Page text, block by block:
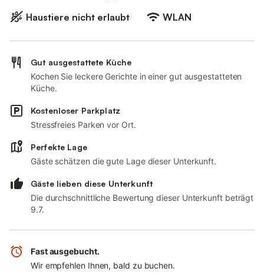
Haustiere nicht erlaubt
WLAN
Gut ausgestattete Küche
Kochen Sie leckere Gerichte in einer gut ausgestatteten
Küche.
Kostenloser Parkplatz
Stressfreies Parken vor Ort.
Perfekte Lage
Gäste schätzen die gute Lage dieser Unterkunft.
Gäste lieben diese Unterkunft
Die durchschnittliche Bewertung dieser Unterkunft beträgt
9.7.
Fast ausgebucht.
Wir empfehlen Ihnen, bald zu buchen.